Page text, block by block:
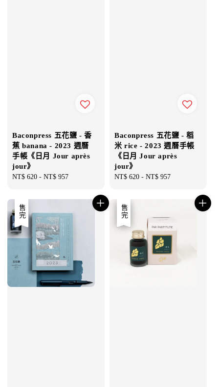
Baconpress 五花鹽 - 香
蕉 banana - 2023 週曆
手帳《日月 Jour après
jour》
Regular
NT$ 620 - NT$ 957
Baconpress 五花鹽 - 稻
米 rice - 2023 週曆手帳
《日月 Jour après
jour》
Regular
NT$ 620 - NT$ 957
售完 優惠
售完